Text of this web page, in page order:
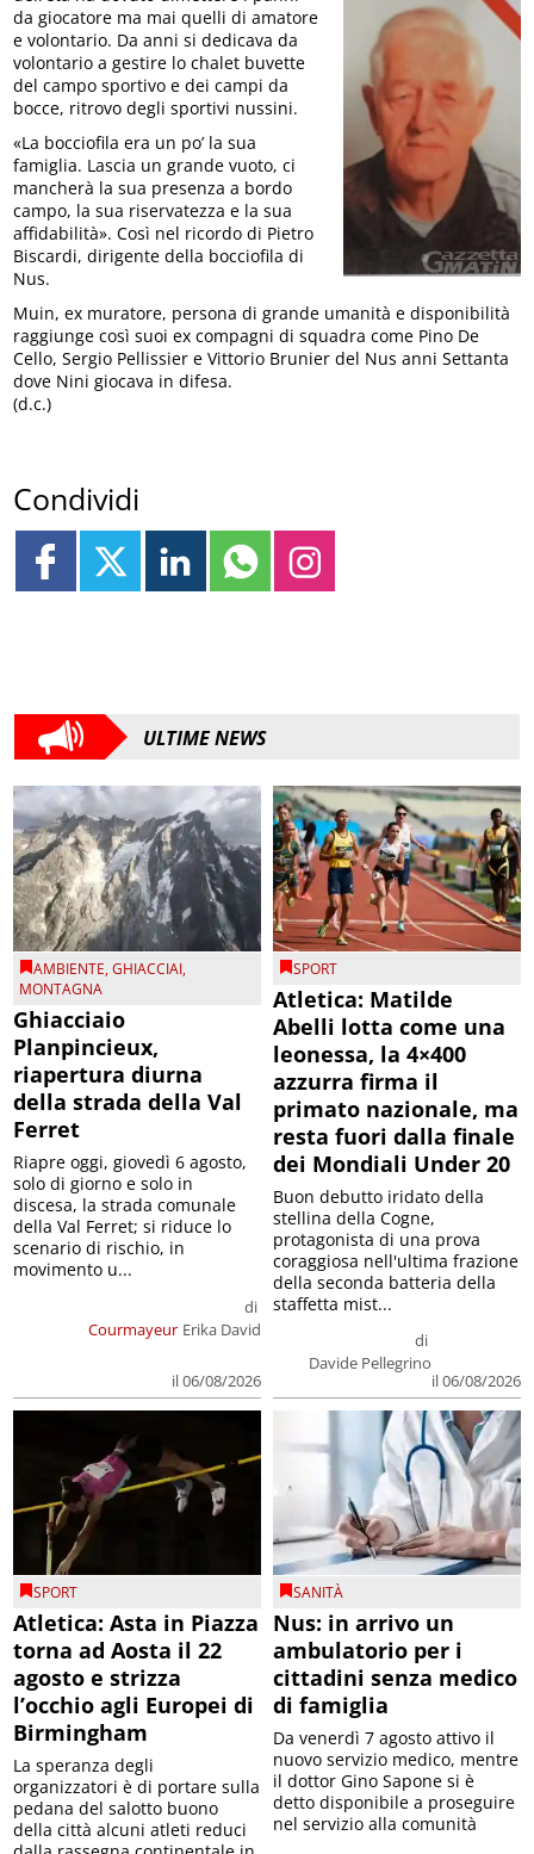
da giocatore ma mai quelli di amatore
e volontario. Da anni si dedicava da
volontario a gestire lo chalet buvette
del campo sportivo e dei campi da
bocce, ritrovo degli sportivi nussini.
«La bocciofila era un po’ la sua
famiglia. Lascia un grande vuoto, ci
mancherà la sua presenza a bordo
campo, la sua riservatezza e la sua
affidabilità». Così nel ricordo di Pietro
Biscardi, dirigente della bocciofila di
Nus.
Muin, ex muratore, persona di grande umanità e disponibilità
raggiunge così suoi ex compagni di squadra come Pino De
Cello, Sergio Pellissier e Vittorio Brunier del Nus anni Settanta
dove Nini giocava in difesa.
(d.c.)
Condividi
ULTIME NEWS
AMBIENTE,GHIACCIAI,
MONTAGNA
Ghiacciaio
Planpincieux,
riapertura diurna
della strada della Val
Ferret
Courmayeur
di
Erika David
il 06/08/2026
Riapre oggi, giovedì 6 agosto,
solo di giorno e solo in
discesa, la strada comunale
della Val Ferret; si riduce lo
scenario di rischio, in
movimento u...
SPORT
Atletica: Matilde
Abelli lotta come una
leonessa, la 4×400
azzurra firma il
primato nazionale, ma
resta fuori dalla finale
dei Mondiali Under 20
di
Davide Pellegrino
il 06/08/2026
Buon debutto iridato della
stellina della Cogne,
protagonista di una prova
coraggiosa nell'ultima frazione
della seconda batteria della
staffetta mist...
SPORT
Atletica: Asta in Piazza
torna ad Aosta il 22
agosto e strizza
l’occhio agli Europei di
Birmingham
La speranza degli
organizzatori è di portare sulla
pedana del salotto buono
della città alcuni atleti reduci
SANITÀ
Nus: in arrivo un
ambulatorio per i
cittadini senza medico
di famiglia
Da venerdì 7 agosto attivo il
nuovo servizio medico, mentre
il dottor Gino Sapone si è
detto disponibile a proseguire
nel servizio alla comunità